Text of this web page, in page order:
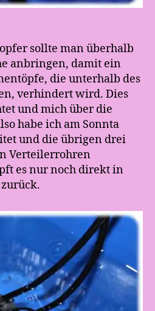
sollte man überhalb
anbringen, damit ein
die unterhalb des
verhindert wird. Dies
und mich über die
habe ich am Sonnta
und die übrigen drei
Verteilerrohren
es nur noch direkt in